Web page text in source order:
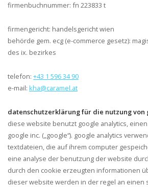
firmenbuchnummer: fn 223833 t
firmengericht: handelsgericht wien
behörde gem. ecg (e-commerce gesetz):
des ix. bezirkes
telefon: +43 1 596 34 90
e-mail: kha@caramel.at
datenschutzerklärung für die nutzung von
diese website benutzt google analytics,
google inc. („google“). google analytics
textdateien, die auf ihrem computer
eine analyse der benutzung der website
durch den cookie erzeugten informationen
dieser website werden in der regel an einen